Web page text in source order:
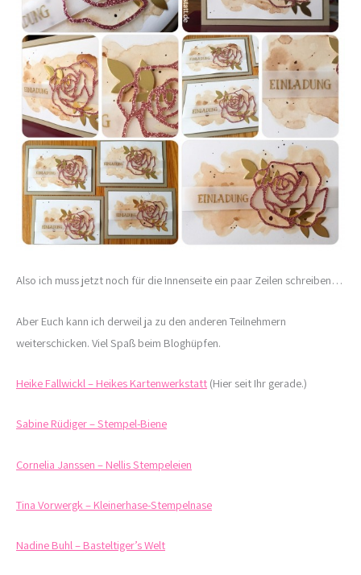
Also ich muss jetzt noch für die Innenseite ein paar Zeilen schreiben…
Aber Euch kann ich derweil ja zu den anderen Teilnehmern
weiterschicken. Viel Spaß beim Bloghüpfen.
Heike Fallwickl – Heikes Kartenwerkstatt (Hier seit Ihr gerade.)
Sabine Rüdiger – Stempel-Biene
Cornelia Janssen – Nellis Stempeleien
Tina Vorwergk – Kleinerhase-Stempelnase
Nadine Buhl – Basteltiger’s Welt